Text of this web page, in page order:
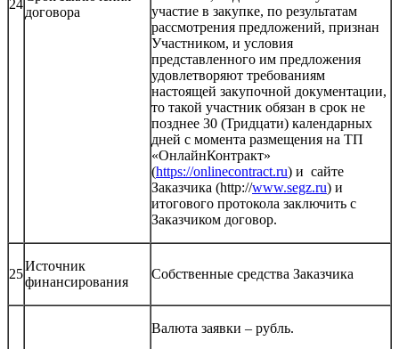
24
договора
участие в закупке, по результатам
рассмотрения предложений, признан
Участником, и условия
представленного им предложения
удовлетворяют требованиям
настоящей закупочной документации,
то такой участник обязан в срок не
позднее 30 (Тридцати) календарных
дней с момента размещения на ТП
«ОнлайнКонтракт»
(https://onlinecontract.ru) и сайте
Заказчика (http://www.segz.ru) и
итогового протокола заключить с
Заказчиком договор.
25
Источник
финансирования
Собственные средства Заказчика
Валюта заявки – рубль.